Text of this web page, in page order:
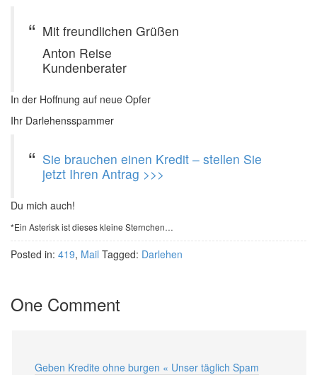
Mit freundlichen Grüßen
Anton Reise
Kundenberater
In der Hoffnung auf neue Opfer
Ihr Darlehensspammer
Sie brauchen einen Kredit – stellen Sie
jetzt Ihren Antrag >>>
Du mich auch!
*Ein Asterisk ist dieses kleine Sternchen…
Posted in: 419, Mail Tagged: Darlehen
One Comment
Geben Kredite ohne burgen « Unser täglich Spam